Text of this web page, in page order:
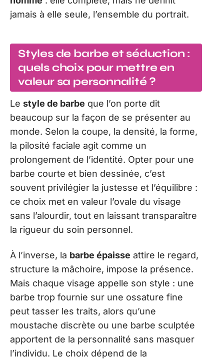
jamais à elle seule, l’ensemble du portrait.
Styles de barbe et séduction :
quels choix pour mettre en
valeur sa personnalité ?
Le style de barbe que l’on porte dit
beaucoup sur la façon de se présenter au
monde. Selon la coupe, la densité, la forme,
la pilosité faciale agit comme un
prolongement de l’identité. Opter pour une
barbe courte et bien dessinée, c’est
souvent privilégier la justesse et l’équilibre :
ce choix met en valeur l’ovale du visage
sans l’alourdir, tout en laissant transparaître
la rigueur du soin personnel.
À l’inverse, la barbe épaisse attire le regard,
structure la mâchoire, impose la présence.
Mais chaque visage appelle son style : une
barbe trop fournie sur une ossature fine
peut tasser les traits, alors qu’une
moustache discrète ou une barbe sculptée
apportent de la personnalité sans masquer
l’individu. Le choix dépend de la